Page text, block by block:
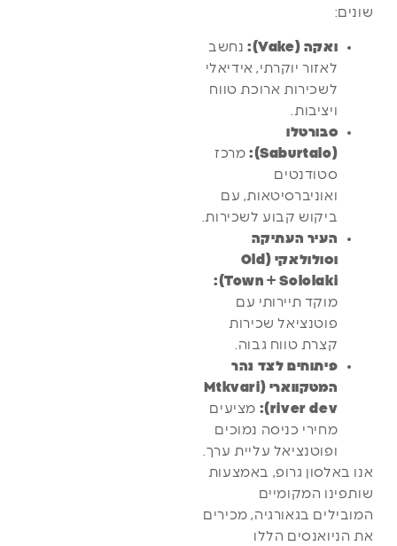
שונים:
ואקה (Vake):
נחשב
לאזור יוקרתי, אידיאלי
לשכירות ארוכת טווח
ויציבות.
סבורטלו
(Saburtalo):
מרכז
סטודנטים
ואוניברסיטאות, עם
ביקוש קבוע לשכירות.
העיר העתיקה
וסולולאקי (Old
Town + Sololaki):
מוקד תיירותי עם
פוטנציאל שכירות
קצרת טווח גבוה.
פיתוחים לצד נהר
המטקווארי (Mtkvari
river dev):
מציעים
מחירי כניסה נמוכים
ופוטנציאל עליית ערך.
אנו באלסון גרופ, באמצעות
שותפינו המקומיים
המובילים בגאורגיה, מכירים
את הניואנסים הללו